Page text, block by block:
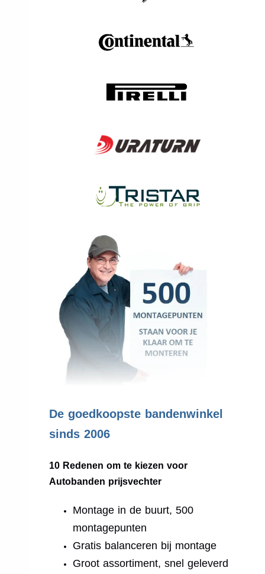
De goedkoopste bandenwinkel
sinds 2006
10 Redenen om te kiezen voor
Autobanden prijsvechter
Montage in de buurt, 500
montagepunten
Gratis balanceren bij montage
Groot assortiment, snel geleverd